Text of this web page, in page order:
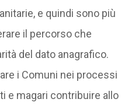
e quindi sono più
il percorso che
del dato anagrafico.
i Comuni nei processi
e magari contribuire allo